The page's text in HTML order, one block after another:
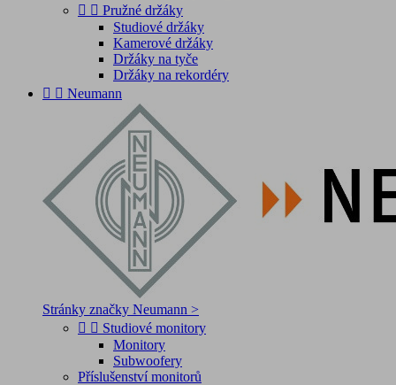
  Pružné držáky
Studiové držáky
Kamerové držáky
Držáky na tyče
Držáky na rekordéry
  Neumann
Stránky značky Neumann >
  Studiové monitory
Monitory
Subwoofery
Příslušenství monitorů